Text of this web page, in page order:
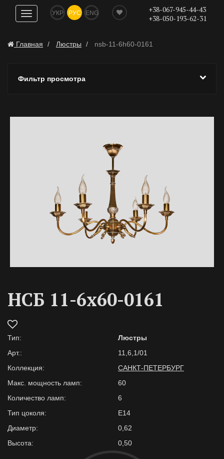
Показать
навигацию
УКР РУС ENG
+38-067-945-44-43
+38-050-193-62-31
Главная Люстры nsb-11-6h60-0161
Фильтр просмотра
НСБ 11-6х60-0161
Тип:
Люстры
Арт.:
11,6,1/01
Коллекция:
САНКТ-ПЕТЕРБУРГ
Макс. мощность ламп:
60
Количество ламп:
6
Тип цоколя:
E14
Диаметр:
0,62
Высота:
0,50